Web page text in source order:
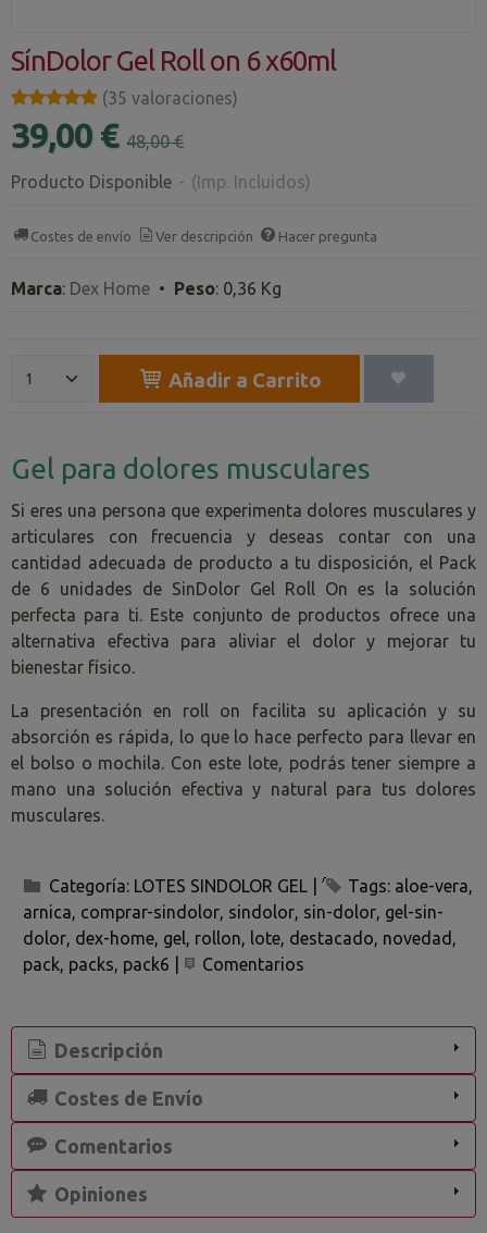
SínDolor Gel Roll on 6 x60ml
★★★★★
★★★★★ (35 valoraciones)
39,00 € 48,00 €
Producto Disponible - (Imp. Incluidos)
Costes de envío Ver descripción Hacer pregunta
Marca: Dex Home • Peso: 0,36 Kg
Añadir a Carrito
Gel para dolores musculares
Si eres una persona que experimenta dolores musculares y
articulares con frecuencia y deseas contar con una
cantidad adecuada de producto a tu disposición, el Pack
de 6 unidades de SinDolor Gel Roll On es la solución
perfecta para ti. Este conjunto de productos ofrece una
alternativa efectiva para aliviar el dolor y mejorar tu
bienestar físico.
La presentación en roll on facilita su aplicación y su
absorción es rápida, lo que lo hace perfecto para llevar en
el bolso o mochila. Con este lote, podrás tener siempre a
mano una solución efectiva y natural para tus dolores
musculares.
Categoría: LOTES SINDOLOR GEL Tags: aloe-vera
arnica comprar-sindolor sindolor sin-dolor gel-sin-
dolor dex-home gel rollon lote destacado novedad
pack packs pack6 Comentarios
Descripción
Costes de Envío
Comentarios
Opiniones